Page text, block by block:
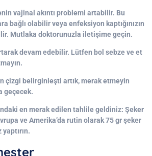
vajinal akıntı problemi artabilir. Bu
bağlı olabilir veya enfeksiyon kaptığınızın
Mutlaka doktorunuzla iletişime geçin.
devam edebilir. Lütfen bol sebze ve et
çizgi belirginleşti artık, merak etmeyin
geçecek.
en merak edilen tahlile geldiniz: Şeker
ve Amerika’da rutin olarak 75 gr şeker